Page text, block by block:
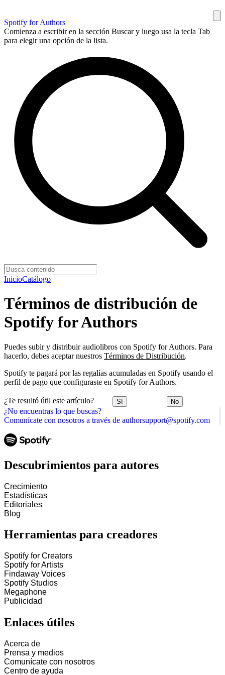
Spotify for Authors
Comienza a escribir en la sección Buscar y luego usa la tecla Tab
para elegir una opción de la lista.
InicioCatálogo
¿No encuentras lo que buscas?
Comunícate con nosotros a través de authorsupport@spotify.com
Términos de distribución de
Spotify for Authors
Puedes subir y distribuir audiolibros con Spotify for Authors. Para
hacerlo, debes aceptar nuestros Términos de Distribución.
Spotify te pagará por las regalías acumuladas en Spotify usando el
perfil de pago que configuraste en Spotify for Authors.
¿Te resultó útil este artículo? Sí No
Descubrimientos para autores
Crecimiento
Estadísticas
Editoriales
Blog
Herramientas para creadores
Spotify for Creators
Spotify for Artists
Findaway Voices
Spotify Studios
Megaphone
Publicidad
Enlaces útiles
Acerca de
Prensa y medios
Comunícate con nosotros
Centro de ayuda